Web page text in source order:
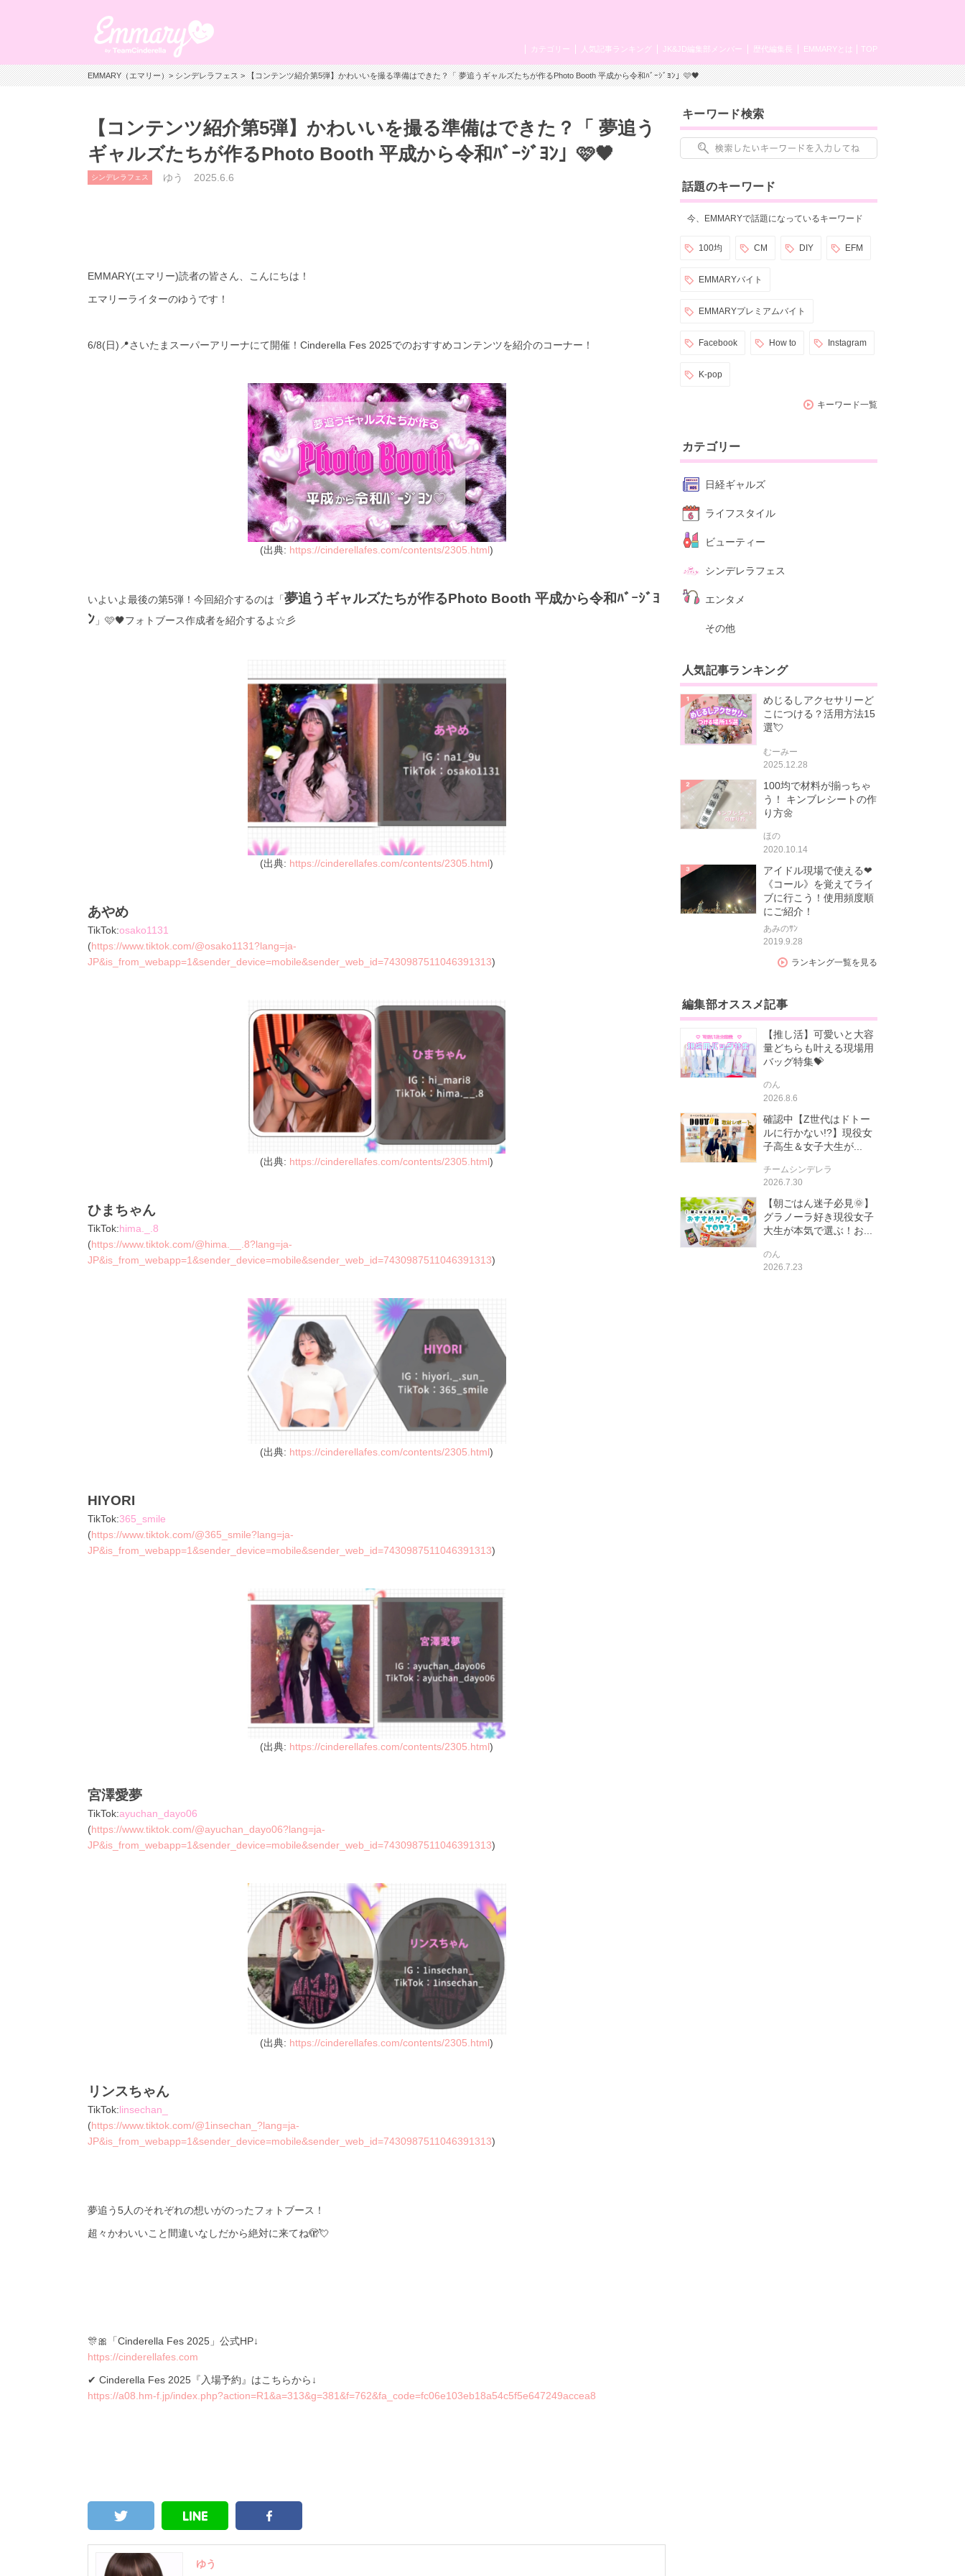
TOP
EMMARYとは
歴代編集長
JK&JD編集部メンバー
人気記事ランキング
カテゴリー
EMMARY（エマリー）>シンデレラフェス> 【コンテンツ紹介第5弾】かわいいを撮る準備はできた？「 夢追うギャルズたちが作るPhoto Booth 平成から令和ﾊﾞｰｼﾞﾖﾝ」🩷🖤
【コンテンツ紹介第5弾】かわいいを撮る準備はできた？「 夢追う
ギャルズたちが作るPhoto Booth 平成から令和ﾊﾞｰｼﾞﾖﾝ」🩷🖤
シンデレラフェス ゆう 2025.6.6
EMMARY(エマリー)読者の皆さん、こんにちは！
エマリーライターのゆうです！
6/8(日)📍さいたまスーパーアリーナにて開催！Cinderella Fes 2025でのおすすめコンテンツを紹介のコーナー！
(出典: https://cinderellafes.com/contents/2305.html)
いよいよ最後の第5弾！今回紹介するのは「夢追うギャルズたちが作るPhoto Booth 平成から令和ﾊﾞｰｼﾞﾖ
ﾝ 」🩷🖤フォトブース作成者を紹介するよ☆彡
(出典: https://cinderellafes.com/contents/2305.html)
あやめ
TikTok:osako1131
(https://www.tiktok.com/@osako1131?lang=ja-
JP&is_from_webapp=1&sender_device=mobile&sender_web_id=7430987511046391313)
(出典: https://cinderellafes.com/contents/2305.html)
ひまちゃん
TikTok:hima._.8
(https://www.tiktok.com/@hima.__.8?lang=ja-
JP&is_from_webapp=1&sender_device=mobile&sender_web_id=7430987511046391313)
(出典: https://cinderellafes.com/contents/2305.html)
HIYORI
TikTok:365_smile
(https://www.tiktok.com/@365_smile?lang=ja-
JP&is_from_webapp=1&sender_device=mobile&sender_web_id=7430987511046391313)
(出典: https://cinderellafes.com/contents/2305.html)
宮澤愛夢
TikTok:ayuchan_dayo06
(https://www.tiktok.com/@ayuchan_dayo06?lang=ja-
JP&is_from_webapp=1&sender_device=mobile&sender_web_id=7430987511046391313)
(出典: https://cinderellafes.com/contents/2305.html)
リンスちゃん
TikTok:linsechan_
(https://www.tiktok.com/@1insechan_?lang=ja-
JP&is_from_webapp=1&sender_device=mobile&sender_web_id=7430987511046391313)
夢追う5人のそれぞれの想いがのったフォトブース！
超々かわいいこと間違いなしだから絶対に来てね🫣💘
🎊🎀「Cinderella Fes 2025」公式HP↓
https://cinderellafes.com
✔ Cinderella Fes 2025『入場予約』はこちらから↓
https://a08.hm-f.jp/index.php?action=R1&a=313&g=381&f=762&fa_code=fc06e103eb18a54c5f5e647249accea8
ゆう
キーワード検索
話題のキーワード
今、EMMARYで話題になっているキーワード
100均 CM DIY EFM
EMMARYバイト
EMMARYプレミアムバイト
Facebook How to Instagram
K-pop
キーワード一覧
カテゴリー
日経ギャルズ
ライフスタイル
ビューティー
シンデレラフェス
エンタメ
その他
人気記事ランキング
めじるしアクセサリーど
こにつける？活用方法15
選💘
むーみー
2025.12.28
100均で材料が揃っちゃ
う！ キンブレシートの作
り方🌼
ほの
2020.10.14
アイドル現場で使える❤
《コール》を覚えてライ
ブに行こう！使用頻度順
にご紹介！
あみのｻﾝ
2019.9.28
ランキング一覧を見る
編集部オススメ記事
【推し活】可愛いと大容
量どちらも叶える現場用
バッグ特集💝
のん
2026.8.6
確認中【Z世代はドトー
ルに行かない!?】現役女
子高生＆女子大生が...
チームシンデレラ
2026.7.30
【朝ごはん迷子必見🌞】
グラノーラ好き現役女子
大生が本気で選ぶ！お...
のん
2026.7.23